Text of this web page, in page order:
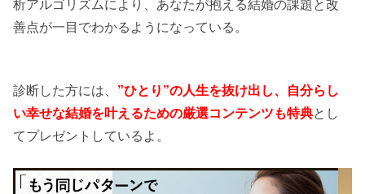
析アルゴリズムにより、あなたが抱える結婚の課題と改
善点が一目でわかるようになっている。
診断した方には、 ”ひとり”の人生を抜け出し、自分らし
い幸せな結婚を叶えるための厳選コンテンツも特典とし
てプレゼントしているよ。